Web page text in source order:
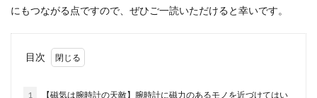
にもつながる点ですので、ぜひご一読いただけると幸いです。
目次
1
【磁気は腕時計の天敵】腕時計に磁力のあるモノを近づけてはい